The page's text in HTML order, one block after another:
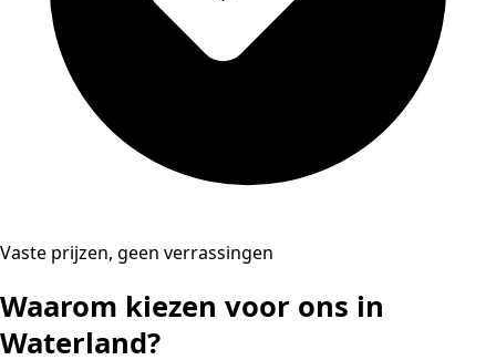
Vaste prijzen, geen verrassingen
Waarom kiezen voor ons in
Waterland?